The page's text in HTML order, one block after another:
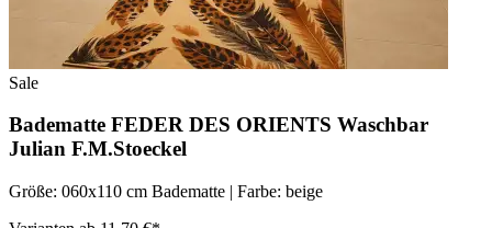
Sale
Badematte FEDER DES ORIENTS Waschbar
Julian F.M.Stoeckel
Größe: 060x110 cm Badematte | Farbe: beige